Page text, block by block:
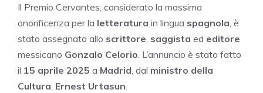
Il Premio Cervantes, considerato la massima
onorificenza per la letteratura in lingua spagnola, è
stato assegnato allo scrittore, saggista ed editore
messicano Gonzalo Celorio. L’annuncio è stato fatto
il 15 aprile 2025 a Madrid, dal ministro della
Cultura, Ernest Urtasun.